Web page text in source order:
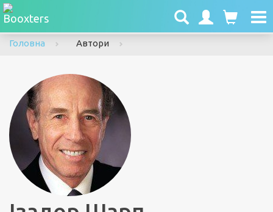
Головна
Автори